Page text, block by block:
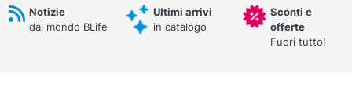
Notizie
dal mondo BLife
Ultimi arrivi
in catalogo
Sconti e
offerte
Fuori tutto!